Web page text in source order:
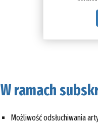
W ramach
Możliwość odsłuchiwania